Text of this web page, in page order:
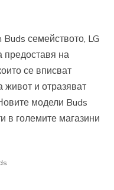
семейството, LG
предоставя на
се вписват
живот и отразяват
модели Buds
в големите магазини